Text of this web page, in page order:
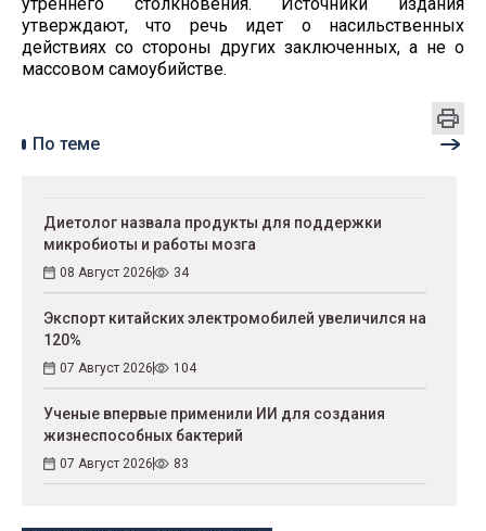
утверждают, что речь идет о насильственных
действиях со стороны других заключенных, а не о
массовом самоубийстве.
По теме
Диетолог назвала продукты для поддержки
микробиоты и работы мозга
08 Август 2026 34
Экспорт китайских электромобилей увеличился на
120%
07 Август 2026 104
Ученые впервые применили ИИ для создания
жизнеспособных бактерий
07 Август 2026 83